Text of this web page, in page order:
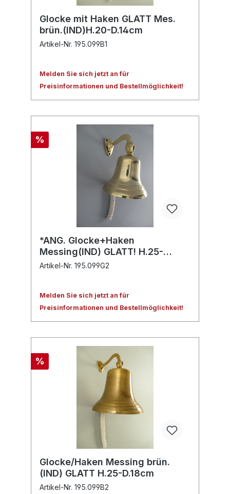
Glocke mit Haken GLATT Mes.
brün.(IND)H.20-D.14cm
Artikel-Nr. 195.099B1
Melden Sie sich jetzt an für
Preisinformationen und Bestellmöglichkeit!
%
*ANG. Glocke+Haken
Messing(IND) GLATT! H.25-
D.18cm
Artikel-Nr. 195.099G2
Melden Sie sich jetzt an für
Preisinformationen und Bestellmöglichkeit!
%
Glocke/Haken Messing brün.
(IND) GLATT H.25-D.18cm
Artikel-Nr. 195.099B2